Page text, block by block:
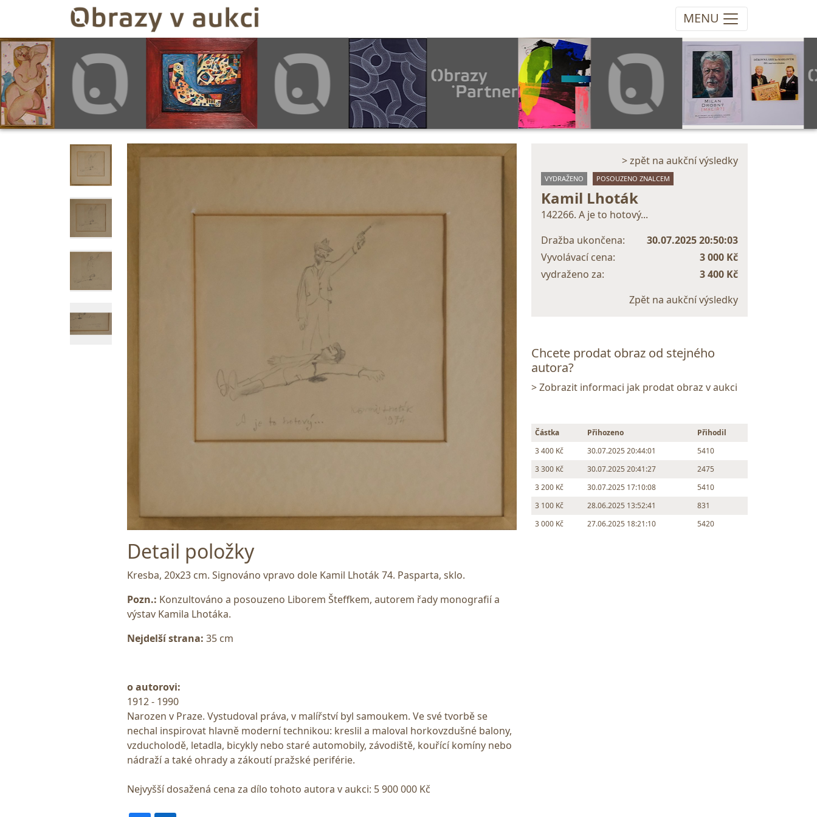
MENU
Detail položky
Kresba, 20x23 cm. Signováno vpravo dole Kamil Lhoták 74. Pasparta, sklo.
Pozn.: Konzultováno a posouzeno Liborem Šteffkem, autorem řady monografií a
výstav Kamila Lhotáka.
Nejdelší strana: 35 cm
o autorovi:
1912 - 1990
Narozen v Praze. Vystudoval práva, v malířství byl samoukem. Ve své tvorbě se
nechal inspirovat hlavně moderní technikou: kreslil a maloval horkovzdušné balony,
vzducholodě, letadla, bicykly nebo staré automobily, závodiště, kouřící komíny nebo
nádraží a také ohrady a zákoutí pražské periférie.
Nejvyšší dosažená cena za dílo tohoto autora v aukci: 5 900 000 Kč
> zpět na aukční výsledky
VYDRAŽENO POSOUZENO ZNALCEM
Kamil Lhoták
142266. A je to hotový...
Dražba ukončena:
30.07.2025 20:50:03
Vyvolávací cena:
3 000 Kč
vydraženo za:
3 400 Kč
Zpět na aukční výsledky
Chcete prodat obraz od stejného
autora?
> Zobrazit informaci jak prodat obraz v aukci
Částka Přihozeno
Přihodil
3 400 Kč
30.07.2025 20:44:01
5410
3 300 Kč
30.07.2025 20:41:27
2475
3 200 Kč
30.07.2025 17:10:08
5410
3 100 Kč
28.06.2025 13:52:41
831
3 000 Kč
27.06.2025 18:21:10 5420